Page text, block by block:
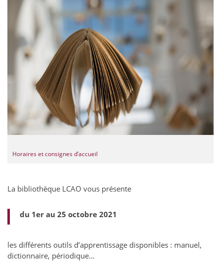
Horaires et consignes d’accueil
La bibliothèque LCAO vous présente
du 1er au 25 octobre 2021
les différents outils d’apprentissage disponibles : manuel,
dictionnaire, périodique…